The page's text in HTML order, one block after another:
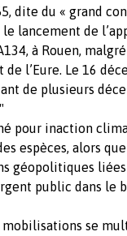
dite du « grand
lancement de
à Rouen,
l’Eure. Le 16
de plusieurs
pour inaction
espèces, alors
géopolitiques
public dans
mobilisations se